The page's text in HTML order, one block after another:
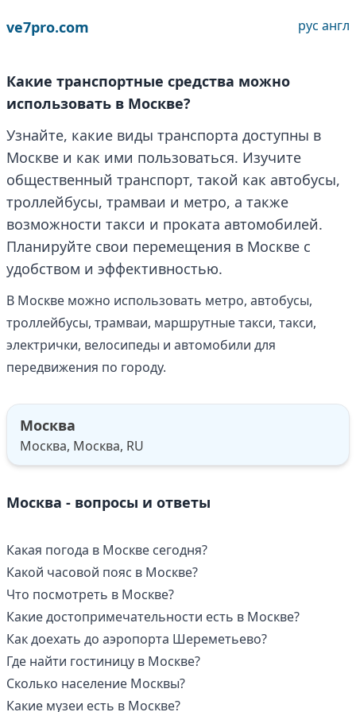
ve7pro.com рус англ
Какие транспортные средства можно
использовать в Москве?
Узнайте, какие виды транспорта доступны в
Москве и как ими пользоваться. Изучите
общественный транспорт, такой как автобусы,
троллейбусы, трамваи и метро, а также
возможности такси и проката автомобилей.
Планируйте свои перемещения в Москве с
удобством и эффективностью.
В Москве можно использовать метро, автобусы,
троллейбусы, трамваи, маршрутные такси, такси,
электрички, велосипеды и автомобили для
передвижения по городу.
Москва
Москва, Москва, RU
Москва - вопросы и ответы
Какая погода в Москве сегодня?
Какой часовой пояс в Москве?
Что посмотреть в Москве?
Какие достопримечательности есть в Москве?
Как доехать до аэропорта Шереметьево?
Где найти гостиницу в Москве?
Сколько население Москвы?
Какие музеи есть в Москве?